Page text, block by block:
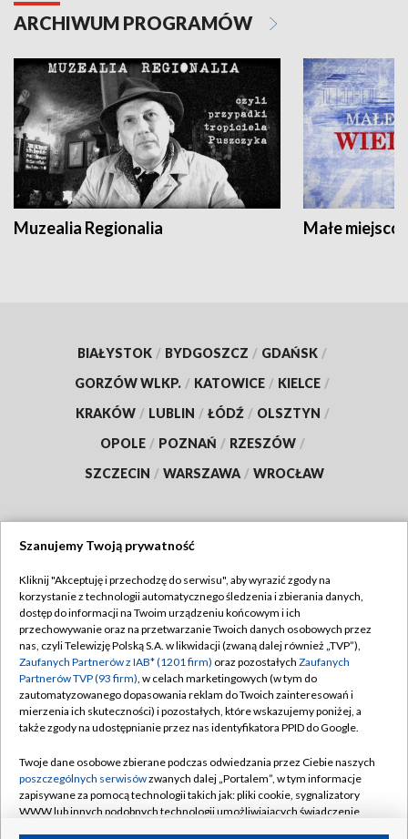
ARCHIWUM PROGRAMÓW
Muzealia Regionalia Małe
BIAŁYSTOK / BYDGOSZCZ / GDAŃSK /
GORZÓW WLKP. / KATOWICE / KIELCE /
KRAKÓW / LUBLIN / ŁÓDŹ / OLSZTYN /
OPOLE / POZNAŃ / RZESZÓW /
SZCZECIN / WARSZAWA / WROCŁAW
TVP
Abonament TVP
Emisja w TVP
Centrum informacji TVP
Naziemna Telewizja Cyfrowa
Rada Programowa
System NOS
Informacje o nadawcy
Regulamin TVP
Polityka prywatności
Moje zgody
Pomoc
Kontakt
Szanujemy Twoją prywatność
Kliknij "Akceptuję i przechodzę do serwisu", aby wyrazić zgody na
korzystanie z technologii automatycznego śledzenia i zbierania danych,
dostęp do informacji na Twoim urządzeniu końcowym i ich
przechowywanie oraz na przetwarzanie Twoich danych osobowych przez
nas, czyli Telewizję Polską S.A. w likwidacji (zwaną dalej również „TVP”),
Zaufanych Partnerów z IAB* (1201 firm) oraz pozostałych Zaufanych
Partnerów TVP (93 firm), w celach marketingowych (w tym do
zautomatyzowanego dopasowania reklam do Twoich zainteresowań i
mierzenia ich skuteczności) i pozostałych, które wskazujemy poniżej, a
także zgody na udostępnianie przez nas identyfikatora PPID do Google.
Twoje dane osobowe zbierane podczas odwiedzania przez Ciebie naszych
poszczególnych serwisówzwanych dalej „Portalem”, w tym informacje
zapisywane za pomocą technologii takich jak: pliki cookie, sygnalizatory
WWW lub innych podobnych technologii umożliwiających świadczenie